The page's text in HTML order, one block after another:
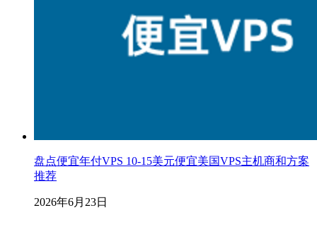
盘点便宜年付VPS 10-15美元便宜美国VPS主机商和方案
推荐
2026年6月23日